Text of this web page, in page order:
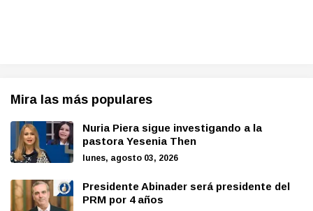
Mira las más populares
Nuria Piera sigue investigando a la
pastora Yesenia Then
lunes, agosto 03, 2026
Presidente Abinader será presidente del
PRM por 4 años